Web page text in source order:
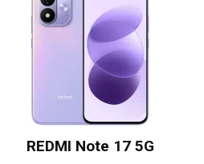
REDMI Note 17 5G